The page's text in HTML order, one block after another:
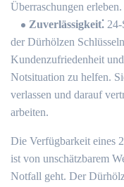
Überraschungen erleben.​
Zuverlässigkeit⁚
der Dürhölzen
Kundenzufriedenheit
Notsituation zu helfen.​
verlassen und darauf
arbeiten.
Die Verfügbarkeit eines
ist von unschätzbarem
Notfall geht.​ Der